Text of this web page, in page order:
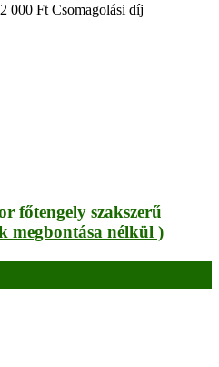
000 Ft Csomagolási díj
főtengely szakszerű
megbontása nélkül )